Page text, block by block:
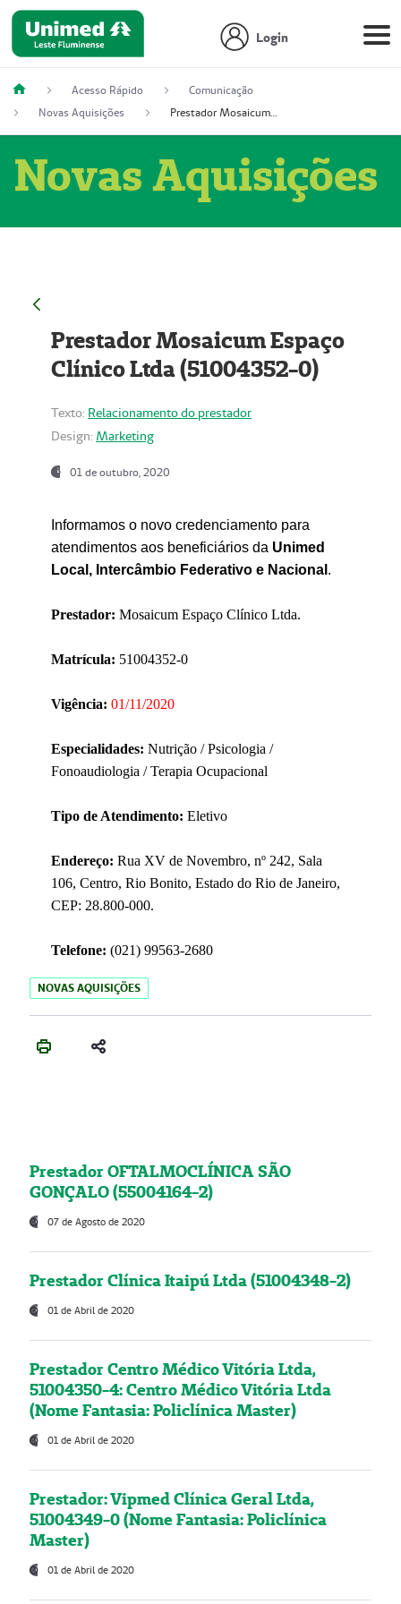
Login
Acesso Rápido
Comunicação
Novas Aquisições
Prestador Mosaicum Espaço Clínico Ltda (51004352-0)
Novas Aquisições
Prestador Mosaicum Espaço
Clínico Ltda (51004352-0)
Texto: Relacionamento do prestador
Design: Marketing
01 de outubro, 2020
Informamos o novo credenciamento para
atendimentos aos beneficiários da Unimed
Local, Intercâmbio Federativo e Nacional .
Prestador: Mosaicum Espaço Clínico Ltda.
Matrícula: 51004352-0
Vigência: 01/11/2020
Especialidades: Nutrição / Psicologia /
Fonoaudiologia / Terapia Ocupacional
Tipo de Atendimento: Eletivo
Endereço: Rua XV de Novembro, nº 242, Sala
106, Centro, Rio Bonito, Estado do Rio de Janeiro,
CEP: 28.800-000.
Telefone: (021) 99563-2680
NOVAS AQUISIÇÕES
Prestador OFTALMOCLÍNICA SÃO
GONÇALO (55004164-2)
07 de Agosto de 2020
Prestador Clínica Itaipú Ltda (51004348-2)
01 de Abril de 2020
Prestador Centro Médico Vitória Ltda,
51004350-4: Centro Médico Vitória Ltda
(Nome Fantasia: Policlínica Master)
01 de Abril de 2020
Prestador: Vipmed Clínica Geral Ltda,
51004349-0 (Nome Fantasia: Policlínica
Master)
01 de Abril de 2020